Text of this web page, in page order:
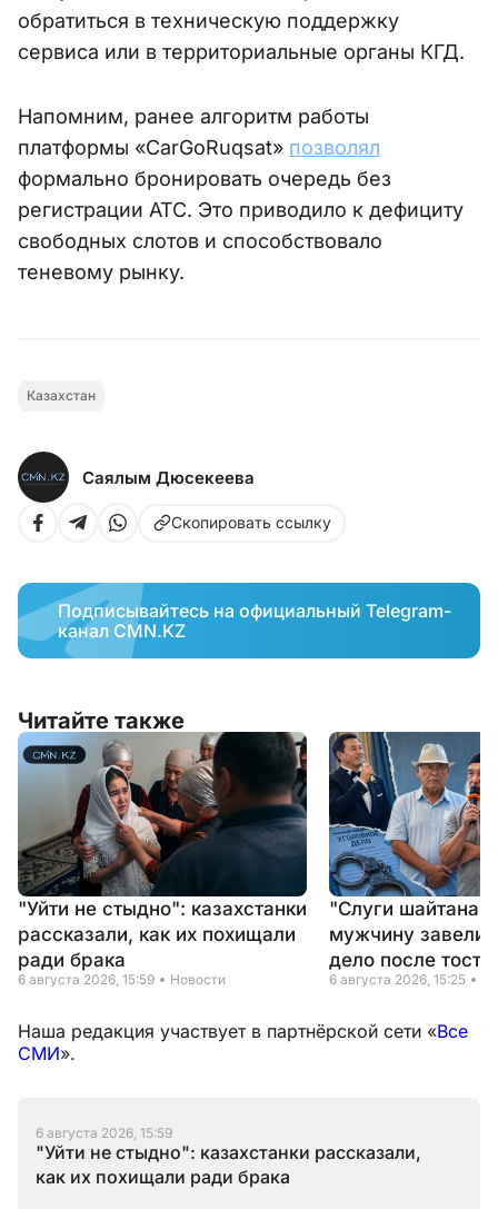
обратиться в техническую поддержку
сервиса или в территориальные органы КГД.
Напомним, ранее алгоритм работы
платформы «CarGoRuqsat» позволял
формально бронировать очередь без
регистрации АТС. Это приводило к дефициту
свободных слотов и способствовало
теневому рынку.
Казахстан
Саялым Дюсекеева
Скопировать ссылку
Подписывайтесь на официальный Telegram-
канал CMN.KZ
Читайте также
"Уйти не стыдно": казахстанки
рассказали, как их похищали
ради брака
6 августа 2026, 15:59 Новости
"Слуги шайтана"
мужчину завели
дело после
6 августа 2026, 15:25
Наша редакция участвует в партнёрской сети «Все
СМИ».
6 августа 2026, 15:59
"Уйти не стыдно": казахстанки рассказали,
как их похищали ради брака